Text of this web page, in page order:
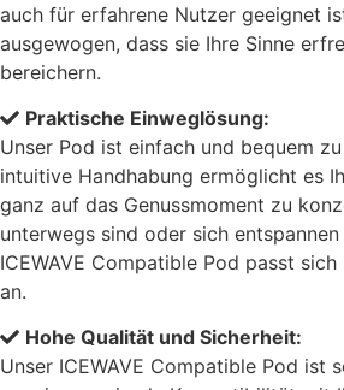
auch für erfahrene Nutzer geeignet
ausgewogen, dass sie Ihre Sinne
bereichern.
Praktische Einweglösung:
Unser Pod ist einfach und bequem
intuitive Handhabung ermöglicht es
ganz auf das Genussmoment zu
unterwegs sind oder sich
ICEWAVE Compatible Pod passt
an.
Hohe Qualität und Sicherheit:
Unser ICEWAVE Compatible Pod ist